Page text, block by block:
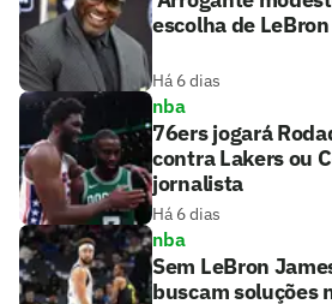
escolha de
Há 6 dias
nba
76ers jogará
contra Lakers ou
jornalista
Há 6 dias
nba
Sem LeBron
buscam soluções